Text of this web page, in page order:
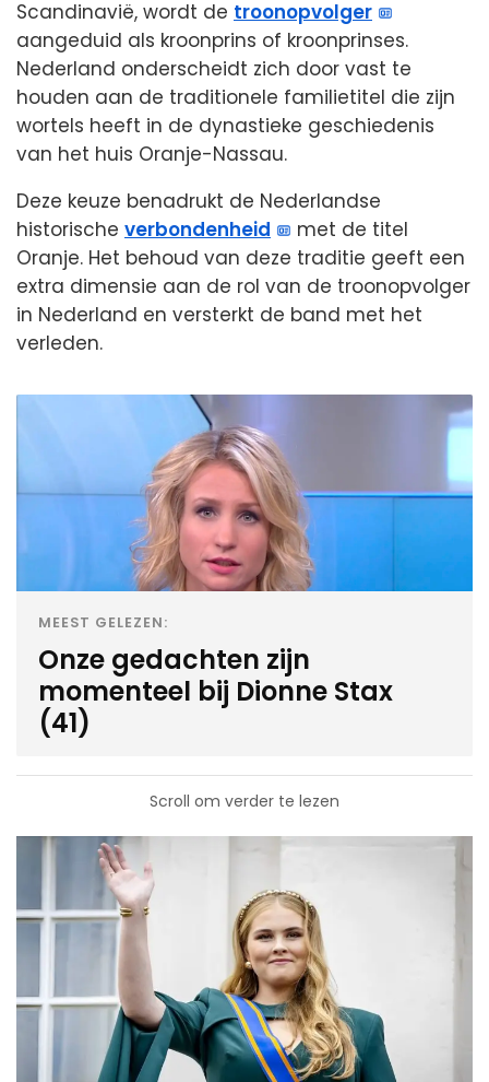
Scandinavië, wordt de troonopvolger
aangeduid als kroonprins of kroonprinses.
Nederland onderscheidt zich door vast te
houden aan de traditionele familietitel die zijn
wortels heeft in de dynastieke geschiedenis
van het huis Oranje-Nassau.
Deze keuze benadrukt de Nederlandse
historische verbondenheid
met de titel
Oranje. Het behoud van deze traditie geeft een
extra dimensie aan de rol van de troonopvolger
in Nederland en versterkt de band met het
verleden.
MEEST GELEZEN:
Onze gedachten zijn
momenteel bij Dionne Stax
(41)
Scroll om verder te lezen